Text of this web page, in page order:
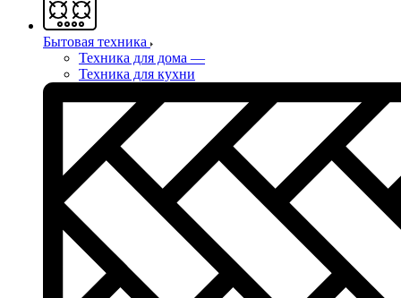
Бытовая техника
Техника для дома —
Техника для кухни